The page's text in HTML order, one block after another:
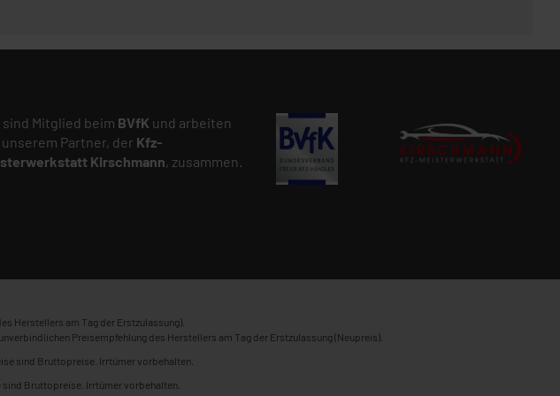
sind Mitglied beim BVfK und arbeiten
Partner, der Kfz-
Kirschmann, zusammen.
Herstellers am Tag der Erstzulassung).
Preisempfehlung des Herstellers am Tag der Erstzulassung (Neupreis).
sind Bruttopreise. Irrtümer vorbehalten.
Bruttopreise. Irrtümer vorbehalten.